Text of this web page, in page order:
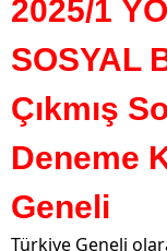
2025/1
SOSYAL
Çıkmış
Deneme
Geneli
Türkiye Geneli